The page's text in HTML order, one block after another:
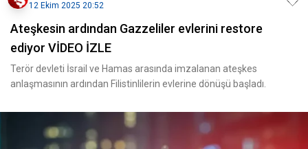
12 Ekim 2025 20:52
Ateşkesin ardından Gazzeliler evlerini restore
ediyor VİDEO İZLE
Terör devleti İsrail ve Hamas arasında imzalanan ateşkes
anlaşmasının ardından Filistinlilerin evlerine dönüşü başladı.